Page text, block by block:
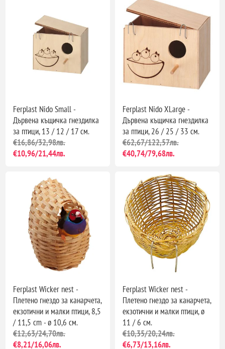
Ferplast Nido Small -
Дървена къщичка гнездилка
за птици, 13 / 12 / 17 см.
€16,86/32,98лв.
€10,96/21,44лв.
Ferplast Nido XLarge -
Дървена къщичка гнездилка
за птици, 26 / 25 / 33 см.
€62,67/122,57лв.
€40,74/79,68лв.
Ferplast Wicker nest -
Плетено гнездо за канарчета,
екзотични и малки птици, 8,5
/ 11,5 cm - ø 10,6 см.
€12,63/24,70лв.
€8,21/16,06лв.
Ferplast Wicker nest -
Плетено гнездо за канарчета,
екзотични и малки птици, ø
11 / 6 см.
€10,35/20,24лв.
€6,73/13,16лв.